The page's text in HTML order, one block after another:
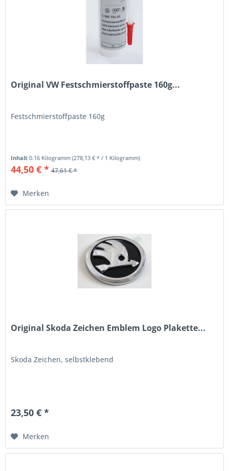
Original VW Festschmierstoffpaste 160g...
Festschmierstoffpaste 160g
Inhalt0.16 Kilogramm(278,13 € * / 1 Kilogramm)
44,50 € * 47,61 € *
Merken
Original Skoda Zeichen Emblem Logo Plakette...
Skoda Zeichen, selbstklebend
23,50 € *
Merken